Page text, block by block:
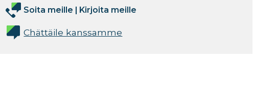
Soita meille Kirjoita meille
Chättäile kanssamme